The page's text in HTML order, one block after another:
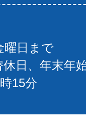
曜日まで
休日、年末年
15分